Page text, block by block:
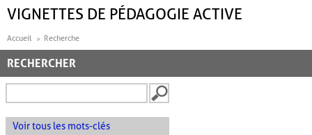
VIGNETTES DE PÉDAGOGIE ACTIVE
Accueil Recherche
RECHERCHER
Voir tous les mots-clés